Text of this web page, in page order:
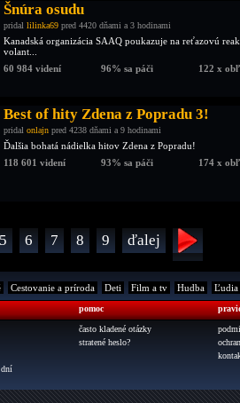
Šnúra osudu
pridal lilinka69 pred 4420 dňami a 3 hodinami
Kanadská organizácia SAAQ poukazuje na reťazovú
volant...
60 984 videní
96% sa páči 122 x
Best of hity Zdena z Popradu 3!
pridal onlajn pred 4238 dňami a 9 hodinami
Ďalšia bohatá nádielka hitov Zdena z Popradu!
118 601 videní
93% sa páči 174 x
5 6 7 8 9 ďalej
Cestovanie a príroda Deti Film a tv Hudba Ľudia
dní
pomoc
často kladené otázky
stratené heslo?